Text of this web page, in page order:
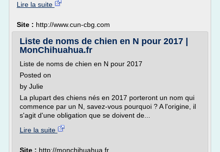
Lire la suite
Site : http://www.cun-cbg.com
Liste de noms de chien en N pour 2017 |
MonChihuahua.fr
Liste de noms de chien en N pour 2017
Posted on
by Julie
La plupart des chiens nés en 2017 porteront un nom qui
commence par un N, savez-vous pourquoi ? A l'origine, il
s'agit d'une obligation que se doivent de...
Lire la suite
Site : http://monchihuahua.fr